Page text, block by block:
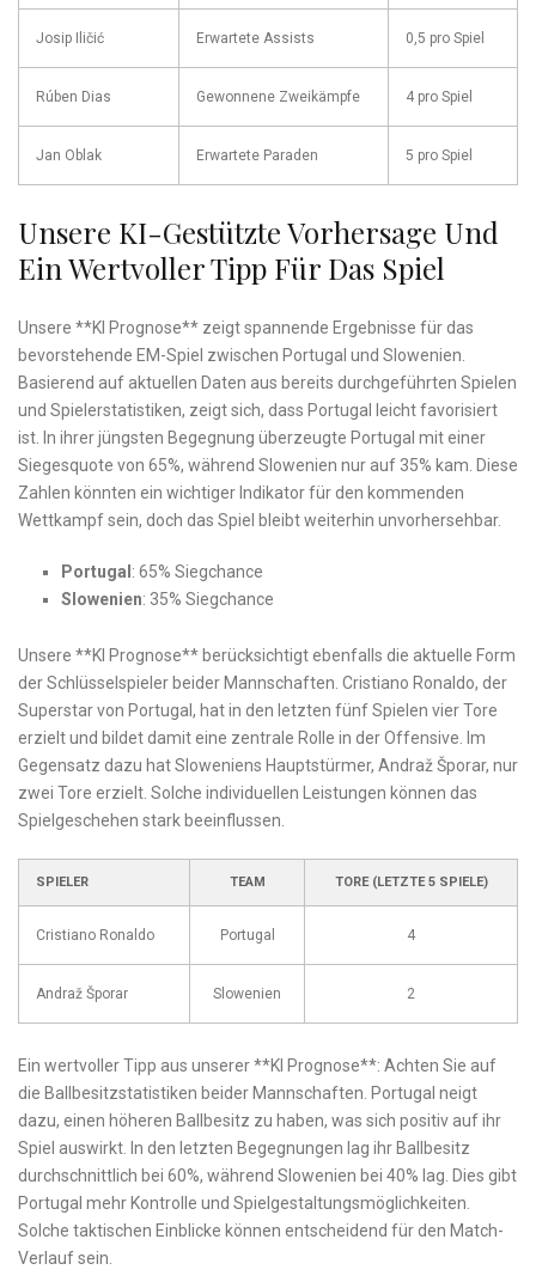
Josip ⁤Iličić Erwartete Assists 0,5 pro Spiel
Rúben Dias Gewonnene Zweikämpfe 4 pro ⁣Spiel
Jan Oblak Erwartete Paraden 5 pro Spiel
Unsere KI-Gestützte Vorhersage Und
Ein Wertvoller Tipp Für ⁢das Spiel
Unsere ​**KI Prognose** zeigt spannende Ergebnisse für das
bevorstehende EM-Spiel ⁣zwischen Portugal und Slowenien.​
Basierend ​auf aktuellen⁣ Daten aus ‍bereits durchgeführten Spielen⁢
und Spielerstatistiken,⁣ zeigt sich, dass Portugal leicht favorisiert
ist. In ‍ihrer jüngsten Begegnung überzeugte Portugal mit einer
Siegesquote ‍von‌ 65%, während⁤ Slowenien nur auf 35%⁤ kam. ⁤Diese
Zahlen könnten ein wichtiger Indikator für den⁢ kommenden
‌Wettkampf sein, doch das Spiel bleibt weiterhin unvorhersehbar.
Portugal : 65% Siegchance
Slowenien:⁣ 35%⁤ Siegchance
Unsere **KI Prognose** berücksichtigt ⁤ebenfalls ⁣die aktuelle Form
der Schlüsselspieler beider Mannschaften. Cristiano Ronaldo, der
Superstar von Portugal, hat in den letzten fünf Spielen vier Tore
erzielt und⁢ bildet damit eine zentrale Rolle in der⁢ Offensive.​ Im
Gegensatz dazu hat Sloweniens Hauptstürmer, Andraž Šporar, ⁤nur
zwei Tore erzielt. ⁤Solche individuellen Leistungen können das
Spielgeschehen stark beeinflussen.
SPIELER TEAM TORE ​(LETZTE 5 SPIELE)
Cristiano⁢ Ronaldo Portugal 4
Andraž Šporar Slowenien 2
Ein wertvoller Tipp aus unserer **KI Prognose**: Achten Sie auf
die Ballbesitzstatistiken beider‌ Mannschaften. Portugal neigt
dazu, einen höheren Ballbesitz‌ zu haben, was sich positiv auf ihr
Spiel⁣ auswirkt. In den letzten Begegnungen lag ihr Ballbesitz
durchschnittlich bei 60%, ​während Slowenien bei 40% lag. Dies gibt
Portugal mehr Kontrolle und Spielgestaltungsmöglichkeiten.
Solche taktischen Einblicke⁣ können entscheidend für den Match-
Verlauf sein.